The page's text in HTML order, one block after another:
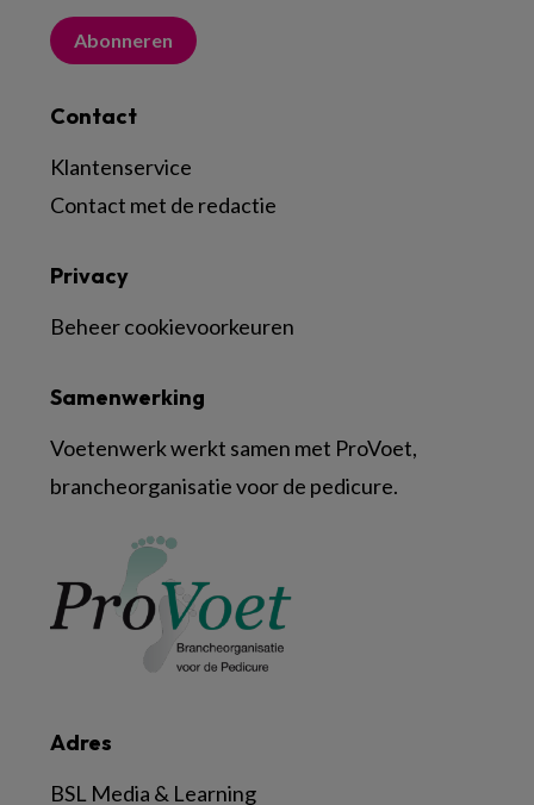
Abonneren
Contact
Klantenservice
Contact met de redactie
Adres
BSL Media & Learning
Samenwerking
Voetenwerk werkt samen met ProVoet,
brancheorganisatie voor de pedicure.
Privacy
Beheer cookievoorkeuren